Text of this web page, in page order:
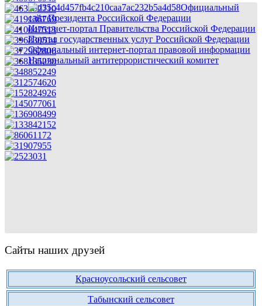
Официальный
сайт Президента Российской Федерации
Интернет-портал Правительства Российской Федерации
Портал государственных услуг Российской Федерации
Официальный интернет-портал правовой информации
Национальный антитеррористический комитет
Сайты наших друзей
Красноусольский сельсовет
Табынский сельсовет